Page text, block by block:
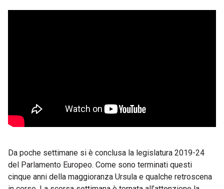
Da poche settimane si è conclusa la legislatura 2019-24
del Parlamento Europeo. Come sono terminati questi
cinque anni della maggioranza Ursula e qualche retroscena